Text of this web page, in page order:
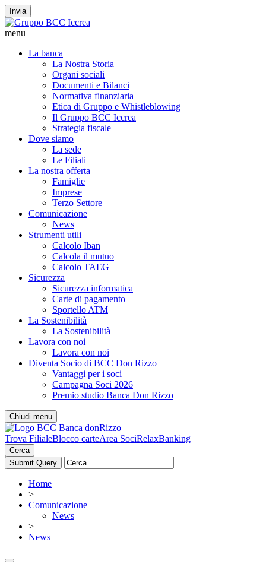
Invia
menu
La banca
La Nostra Storia
Organi sociali
Documenti e Bilanci
Normativa finanziaria
Etica di Gruppo e Whistleblowing
Il Gruppo BCC Iccrea
Strategia fiscale
Dove siamo
La sede
Le Filiali
La nostra offerta
Famiglie
Imprese
Terzo Settore
Comunicazione
News
Strumenti utili
Calcolo Iban
Calcola il mutuo
Calcolo TAEG
Sicurezza
Sicurezza informatica
Carte di pagamento
Sportello ATM
La Sostenibilità
La Sostenibilità
Lavora con noi
Lavora con noi
Diventa Socio di BCC Don Rizzo
Vantaggi per i soci
Campagna Soci 2026
Premio studio Banca Don Rizzo
Chiudi menu
Trova FilialeBlocco carteArea SociRelaxBanking
Cerca
Home
>
Comunicazione
News
>
News